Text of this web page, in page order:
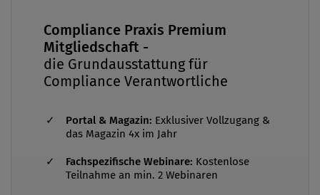
Compliance Praxis Premium
Mitgliedschaft -
die Grundausstattung für
Compliance Verantwortliche
Portal & Magazin: Exklusiver Vollzugang &
das Magazin 4x im Jahr
Fachspezifische Webinare: Kostenlose
Teilnahme an min. 2 Webinaren